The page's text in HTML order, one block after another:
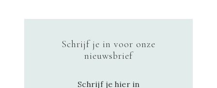
Schrijf je in voor onze
nieuwsbrief
Schrijf je hier in